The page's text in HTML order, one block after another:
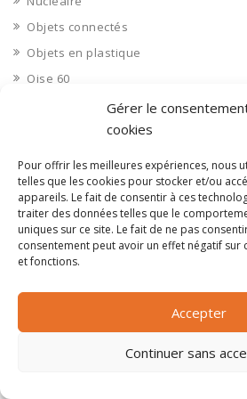
Gérer le
cookies
Pour offrir les meilleures expériences, nous
telles que les cookies pour stocker et/ou
appareils. Le fait de consentir à ces
traiter des données telles que le
uniques sur ce site. Le fait de ne pas
consentement peut avoir un effet négatif sur
et fonctions.
Accepter
Continuer sans
Objets connectés
Objets en plastique
Oise 60
Opérateur télécom
Opérateurs télécom
Ordinateurs
Orne 61
Ouvrages d’art
Paramédical, compléments
Pêche
Petite distribution